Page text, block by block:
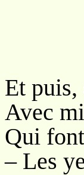
Et puis,
Avec
Qui
– Les